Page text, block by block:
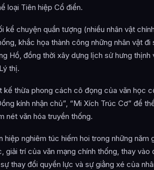
– (Thanh)
(Thông / Thanh)
(Thanh)
(Đâu → Thanh)
– (Thanh)
– (Thanh)
– (Đâu)
loại Tiên hiệp Cổ điển.
kể chuyện quần tượng (nhiều nhân vật
khắc họa thành công những nhân vật đi
Hồ, đồng thời xây dựng lịch sử hưng thịnh
thị.
kế thừa phong cách cô đọng của văn học
kính nhận chủ”, “Mi Xích Trúc Cơ” để
nét văn hóa truyền thống.
hiệp nghiêm túc hiếm hoi trong những năm
giải trí của văn mạng chính thống, thay vào
thay đổi quyền lực và sự giằng xé của